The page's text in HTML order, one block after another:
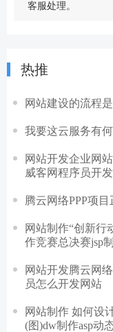
客服处理。
热推
网站建设的流程
我要这云服务有
网站开发企业网
威客网程序员开
腾云网络PPP项
网站制作“创新行
作竞赛总决赛jsp
网站开发腾云网
员怎么开发网站
网站制作 如何设
(图)dw制作asp动